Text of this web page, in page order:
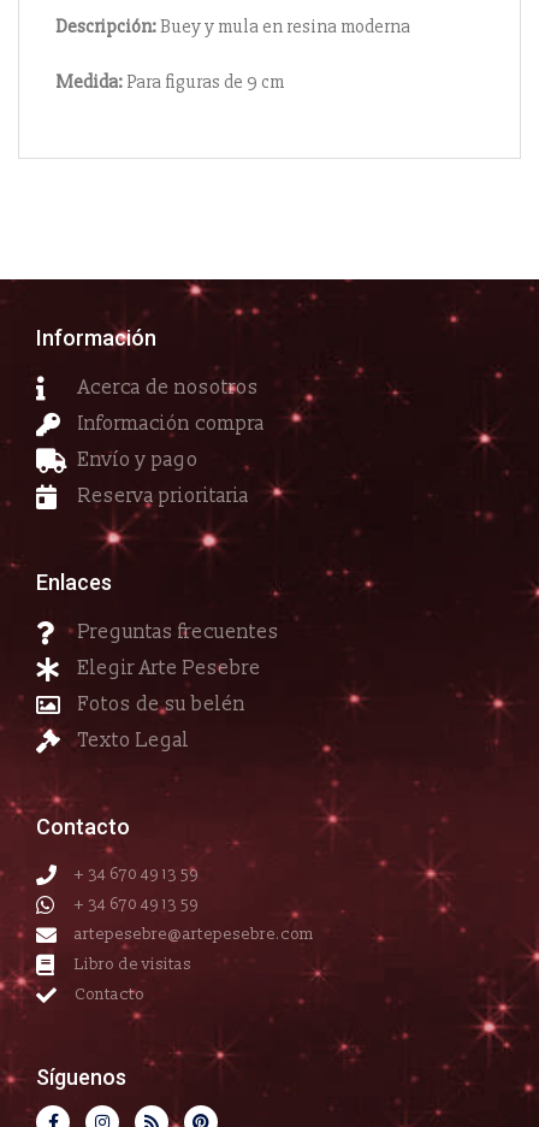
Descripción:Buey y mula en resina moderna
Medida: Para figuras de 9 cm
Información
Acerca de nosotros
Información compra
Envío y pago
Reserva prioritaria
Enlaces
Preguntas frecuentes
Elegir Arte Pesebre
Fotos de su belén
Texto Legal
Contacto
+ 34 670 49 13 59
+ 34 670 49 13 59
artepesebre@artepesebre.com
Libro de visitas
Contacto
Síguenos